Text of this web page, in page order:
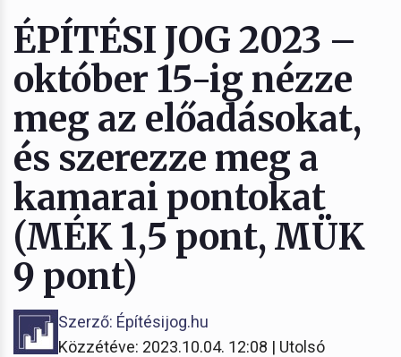
ÉPÍTÉSI JOG 2023 –
október 15-ig nézze
meg az előadásokat,
és szerezze meg a
kamarai pontokat
(MÉK 1,5 pont, MÜK
9 pont)
Szerző: Építésijog.hu
Közzétéve: 2023.10.04. 12:08 | Utolsó